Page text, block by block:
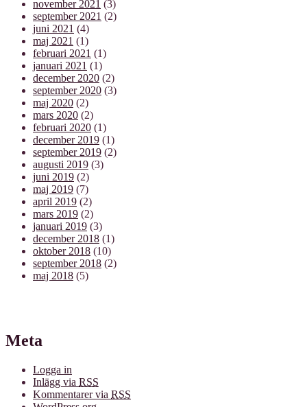
november 2021 (3)
september 2021 (2)
juni 2021 (4)
maj 2021 (1)
februari 2021 (1)
januari 2021 (1)
december 2020 (2)
september 2020 (3)
maj 2020 (2)
mars 2020 (2)
februari 2020 (1)
december 2019 (1)
september 2019 (2)
augusti 2019 (3)
juni 2019 (2)
maj 2019 (7)
april 2019 (2)
mars 2019 (2)
januari 2019 (3)
december 2018 (1)
oktober 2018 (10)
september 2018 (2)
maj 2018 (5)
Meta
Logga in
Inlägg via RSS
Kommentarer via RSS